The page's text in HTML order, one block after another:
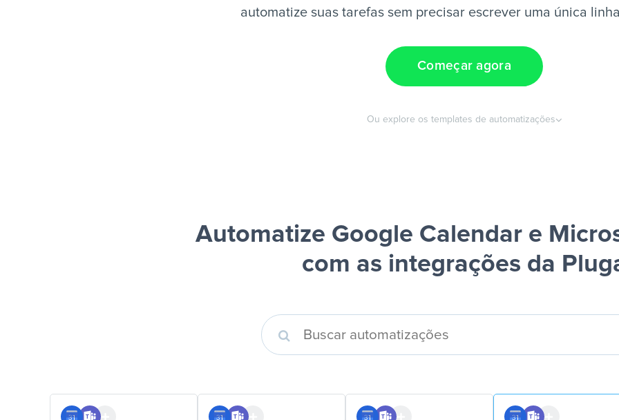
automatize suas tarefas sem precisar escrever uma única
Começar agora
Ou explore os templates de automatizações
Automatize Google Calendar e
com as integrações da